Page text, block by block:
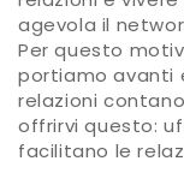
agevola il
Per questo
portiamo avanti
relazioni
offrirvi questo:
facilitano le